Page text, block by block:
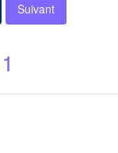
Suivant